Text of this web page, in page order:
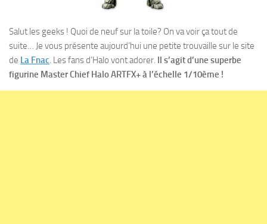
Salut les geeks ! Quoi de neuf sur la toile? On va voir ça tout de
suite… Je vous présente aujourd’hui une petite trouvaille sur le site
de La Fnac. Les fans d’Halo vont adorer.
Il s’agit d’une superbe
figurine Master Chief Halo ARTFX+ à l’échelle 1/10ème !